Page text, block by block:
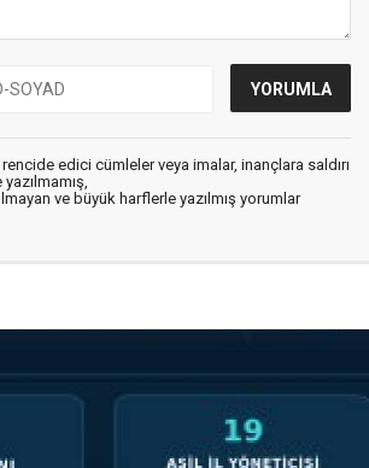
edici cümleler veya imalar, inançlara saldırı
ve büyük harflerle yazılmış yorumlar